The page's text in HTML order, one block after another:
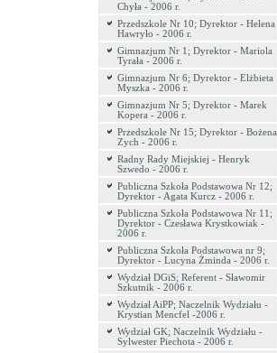
Chyła - 2006 r.
Przedszkole Nr 10; Dyrektor - Helena
Hawryło - 2006 r.
Gimnazjum Nr 1; Dyrektor - Mariola
Tyrała - 2006 r.
Gimnazjum Nr 6; Dyrektor - Elżbieta
Myszka - 2006 r.
Gimnazjum Nr 5; Dyrektor - Marek
Kopera - 2006 r.
Przedszkole Nr 15; Dyrektor - Bożena
Zych - 2006 r.
Radny Rady Miejskiej - Henryk
Szwedo - 2006 r.
Publiczna Szkoła Podstawowa Nr 12;
Dyrektor - Agata Kurcz - 2006 r.
Publiczna Szkoła Podstawowa Nr 11;
Dyrektor - Czesława Krystkowiak -
2006 r.
Publiczna Szkoła Podstawowa nr 9;
Dyrektor - Lucyna Żminda - 2006 r.
Wydział DGiS; Referent - Sławomir
Szkutnik - 2006 r.
Wydział AiPP; Naczelnik Wydziału -
Krystian Mencfel -2006 r.
Wydział GK; Naczelnik Wydziału -
Sylwester Piechota - 2006 r.